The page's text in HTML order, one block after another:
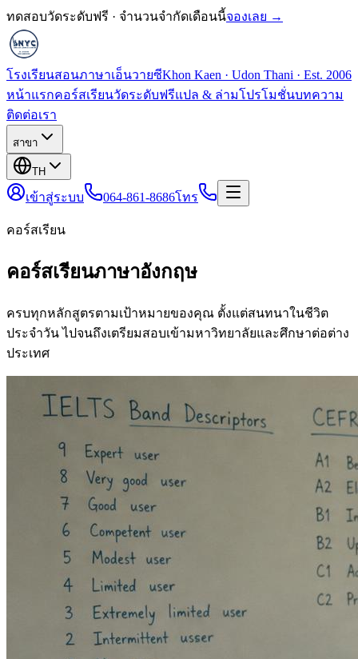
ทดสอบวัดระดับฟรี · จำนวนจำกัดเดือนนี้จองเลย →
โรงเรียนสอนภาษาเอ็นวายซีKhon Kaen · Udon Thani · Est. 2006
หน้าแรกคอร์สเรียนวัดระดับฟรีแปล & ล่ามโปรโมชั่นบทความ
ติดต่อเรา
สาขา
TH
เข้าสู่ระบบ 064-861-8686โทร
คอร์สเรียน
คอร์สเรียนภาษาอังกฤษ
ครบทุกหลักสูตรตามเป้าหมายของคุณ ตั้งแต่สนทนาในชีวิต
ประจำวัน ไปจนถึงเตรียมสอบเข้ามหาวิทยาลัยและศึกษาต่อต่าง
ประเทศ